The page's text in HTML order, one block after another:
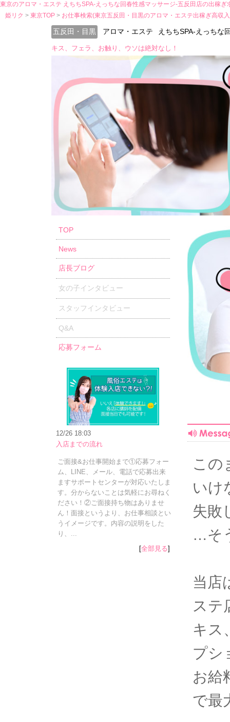
東京のアロマ・エステ えちちSPA-えっちな回春性感マッサージ-五反田店の出稼ぎ
姫リク
東京TOP お仕事検索(東京五反田・目黒のアロマ・エステ出稼ぎ高収
五反田・目黒 アロマ・エステ えちちSPA-えっちな
キス、フェラ、お触り、ウソは絶対なし！
TOP
News
店長ブログ
女の子インタビュー
スタッフインタビュー
Q&A
応募フォーム
12/26 18:03
入店までの流れ
ご面接&お仕事開始まで①応募フォー
ム、LINE、メール、電話で応募出来
ますサポートセンターが対応いたしま
す。分からないことは気軽にお尋ねく
ださい！②ご面接持ち物はありませ
ん！面接というより、お仕事相談とい
うイメージです。内容の説明をした
り、...
[全部見る]
この
いけ
失敗
…そ
当店
ステ
キス
プシ
お給
で最